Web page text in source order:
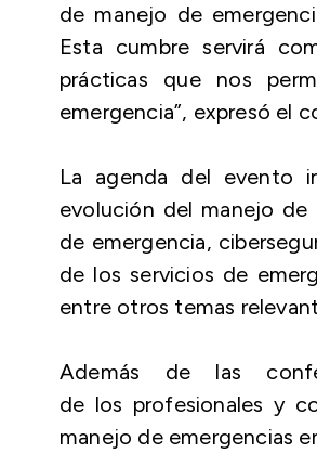
de manejo de
Esta cumbre servirá
prácticas que nos
emergencia”, expresó el
La agenda del evento
evolución del manejo de
de emergencia,
de los servicios de
entre otros temas
Además de las
de los profesionales y
manejo de emergencias